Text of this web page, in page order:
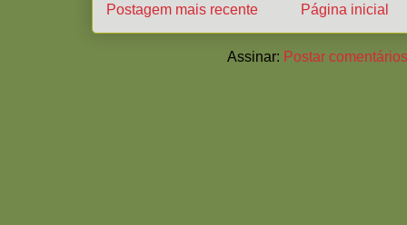
Postagem mais recente Página inicial
Assinar: Postar